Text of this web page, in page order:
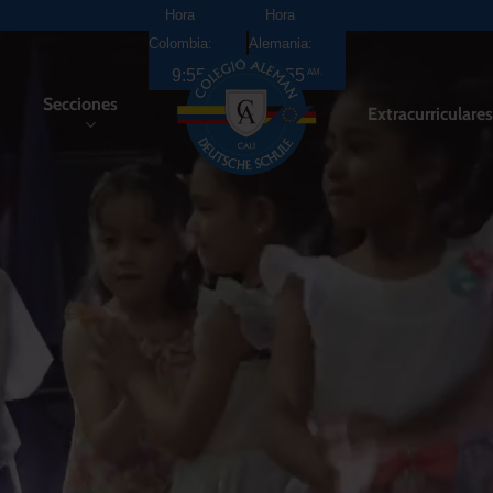
Hora
Colombia:
9:55 PM
Hora
Alemania:
4:55 AM
Secciones Extracurriculares